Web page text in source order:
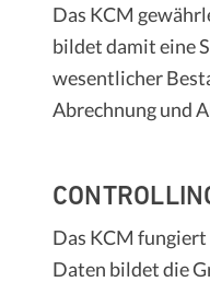
Das KCM
bildet damit eine
wesentlicher
Abrechnung und
Das KCM
Daten bildet die